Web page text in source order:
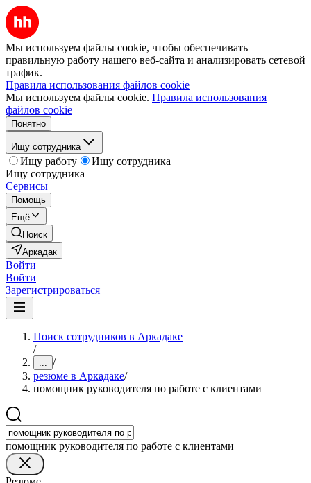
Мы используем файлы cookie, чтобы обеспечивать
правильную работу нашего веб-сайта и анализировать сетевой
трафик.
Правила использования файлов cookie
Мы используем файлы cookie. Правила использования
файлов cookie
Понятно
Ищу сотрудника
Ищу работу
Ищу сотрудника
Ищу сотрудника
Сервисы
Помощь
Ещё
Поиск
Аркадак
Войти
Войти
Зарегистрироваться
Поиск сотрудников в Аркадаке
/
... /
резюме в Аркадаке/
помощник руководителя по работе с клиентами
помощник руководителя по работе с клиентами